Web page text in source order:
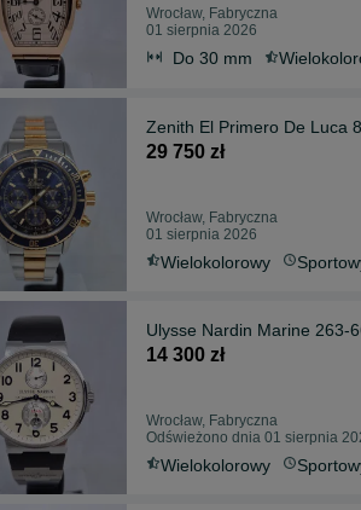
Wrocław, Fabryczna
01 sierpnia 2026
Do 30 mm
Zenith El Primero De Luca
29 750 zł
Wrocław, Fabryczna
01 sierpnia 2026
Wielokolorowy
Ulysse Nardin Marine 263-
14 300 zł
Wrocław, Fabryczna
Odświeżono dnia 01 sierpnia
Wielokolorowy